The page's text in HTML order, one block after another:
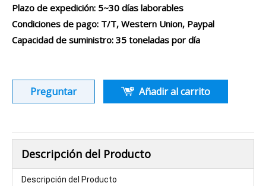
Plazo de expedición: 5~30 días laborables
Condiciones de pago: T/T, Western Union, Paypal
Capacidad de suministro: 35 toneladas por día
Preguntar Añadir al carrito
Descripción del Producto
Descripción del Producto